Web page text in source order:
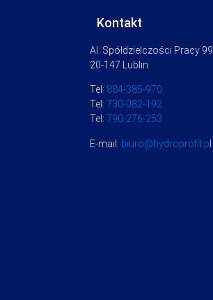
Kontakt
Al. Spółdzielczości Pracy 99,
20-147 Lublin
Tel: 884-385-970
Tel:730-082-192
Tel:790-276-253
E-mail: biuro@hydroprofit.p